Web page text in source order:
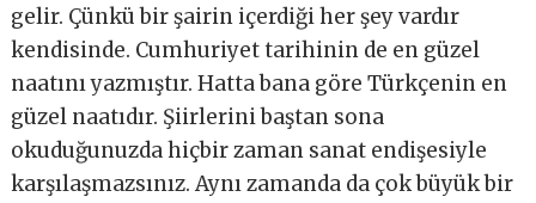
gelir. Çünkü bir şairin içerdiği her şey vardır
kendisinde. Cumhuriyet tarihinin de en güzel
naatını yazmıştır. Hatta bana göre Türkçenin en
güzel naatıdır. Şiirlerini baştan sona
okuduğunuzda hiçbir zaman sanat endişesiyle
karşılaşmazsınız. Aynı zamanda da çok büyük bir